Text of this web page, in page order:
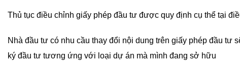
Thủ tục điều chỉnh giấy phép đầu tư được quy định cụ thể tại
Nhà đầu tư có nhu cầu thay đổi nội dung trên giấy phép đầu tư
ký đầu tư tương ứng với loại dự án mà mình đang sở hữu